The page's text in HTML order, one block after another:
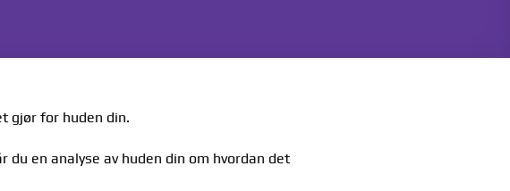
gjør for huden din.
en analyse av huden din om hvordan det